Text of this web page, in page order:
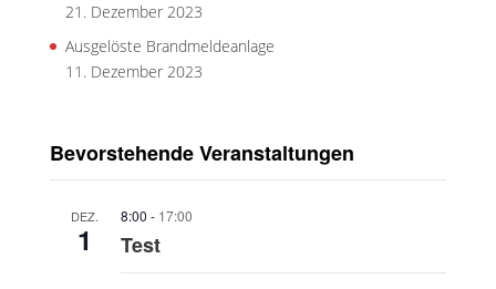
21. Dezember 2023
Ausgelöste Brandmeldeanlage
11. Dezember 2023
Bevorstehende Veranstaltungen
DEZ.
1
8:00 - 17:00
Test